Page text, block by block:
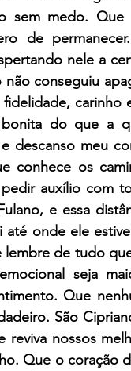
medo. Que
de
nele a
conseguiu
carinho
bonita do que a
descanso meu
conhece os
auxílio com
e essa
onde ele
lembre de tudo
seja
Que
São
reviva nossos
Que o coração